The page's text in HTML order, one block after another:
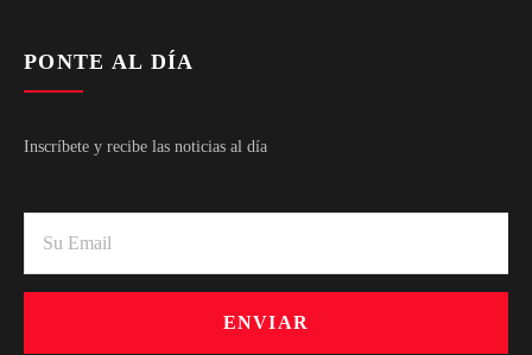
PONTE AL DÍA
Inscríbete y recibe las noticias al día
ENVIAR